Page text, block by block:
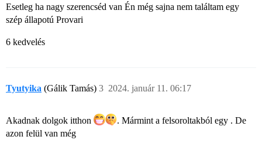
Esetleg ha nagy szerencséd van Én még sajna nem találtam egy
szép állapotú Provari
6 kedvelés
Tyutyika (Gálik Tamás) 2024. január 11. 06:17
3
Akadnak dolgok itthon
. Mármint a felsoroltakból egy . De
azon felül van még